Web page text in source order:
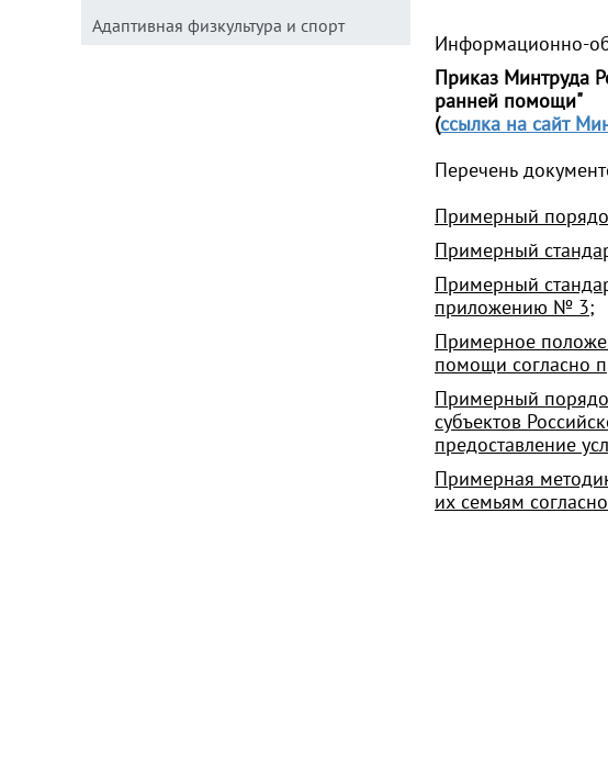
Адаптивная физкультура и спорт
Информационно-
Приказ Минтруда
ранней помощи"
(ссылка на сайт
Перечень
Примерный
Примерный
Примерный
приложению № 3;
Примерное
помощи согласно
Примерный
субъектов
предоставление
Примерная
их семьям